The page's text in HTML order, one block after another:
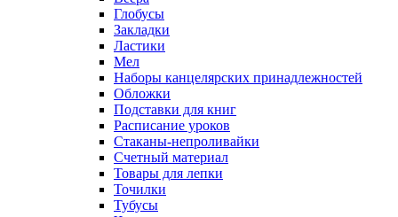
Глобусы
Закладки
Ластики
Мел
Наборы канцелярских принадлежностей
Обложки
Подставки для книг
Расписание уроков
Стаканы-непроливайки
Счетный материал
Товары для лепки
Точилки
Тубусы